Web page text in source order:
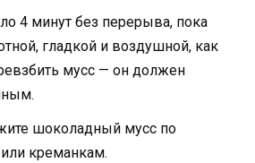
4 минут без перерыва, пока
гладкой и воздушной, как
мусс — он должен
шоколадный мусс по
креманкам.